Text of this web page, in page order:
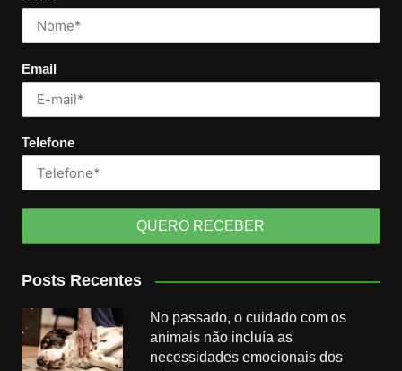
Email
Telefone
Posts Recentes
No passado, o cuidado com os
animais não incluía as
necessidades emocionais dos